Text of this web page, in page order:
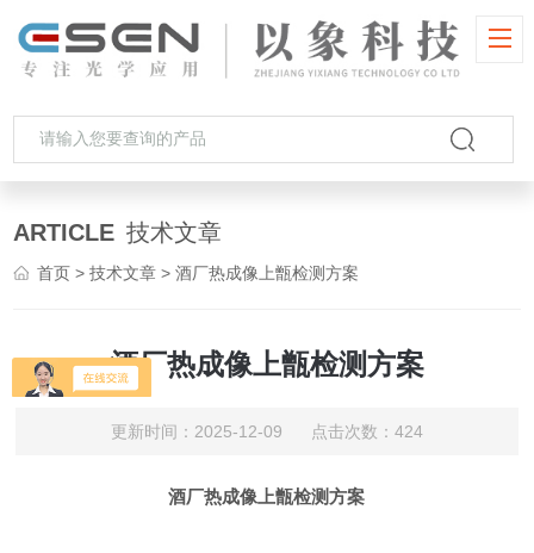
ARTICLE 技术文章
首页 >技术文章 > 酒厂热成像上甑检测方案
酒厂热成像上甑检测方案
更新时间：2025-12-09 点击次数：424
酒厂热成像上甑检测方案